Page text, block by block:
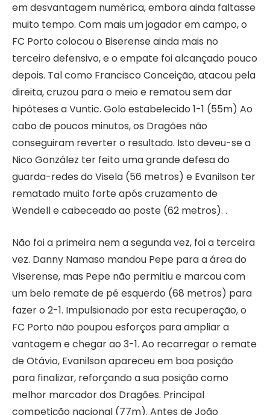
em desvantagem numérica, embora ainda faltasse
muito tempo. Com mais um jogador em campo, o
FC Porto colocou o Biserense ainda mais no
terceiro defensivo, e o empate foi alcançado pouco
depois. Tal como Francisco Conceição, atacou pela
direita, cruzou para o meio e rematou sem dar
hipóteses a Vuntic. Golo estabelecido 1-1 (55m) Ao
cabo de poucos minutos, os Dragões não
conseguiram reverter o resultado. Isto deveu-se a
Nico González ter feito uma grande defesa do
guarda-redes do Visela (56 metros) e Evanilson ter
rematado muito forte após cruzamento de
Wendell e cabeceado ao poste (62 metros). .
Não foi a primeira nem a segunda vez, foi a terceira
vez. Danny Namaso mandou Pepe para a área do
Viserense, mas Pepe não permitiu e marcou com
um belo remate de pé esquerdo (68 metros) para
fazer o 2-1. Impulsionado por esta recuperação, o
FC Porto não poupou esforços para ampliar a
vantagem e chegar ao 3-1. Ao recarregar o remate
de Otávio, Evanilson apareceu em boa posição
para finalizar, reforçando a sua posição como
melhor marcador dos Dragões. Principal
competição nacional (77m). Antes de João